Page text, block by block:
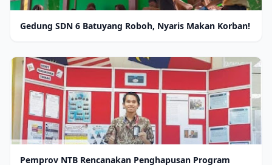
Gedung SDN 6 Batuyang Roboh, Nyaris Makan Korban!
Pemprov NTB Rencanakan Penghapusan Program